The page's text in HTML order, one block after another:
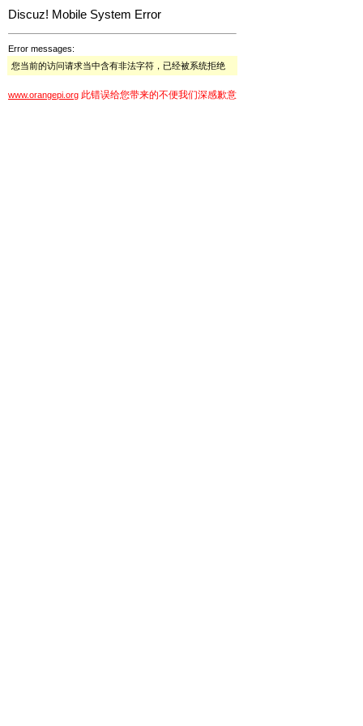
Discuz! Mobile System Error
Error messages:
您当前的访问请求当中含有非法字符，已经被系统拒绝
www.orangepi.org 此错误给您带来的不便我们深感歉意